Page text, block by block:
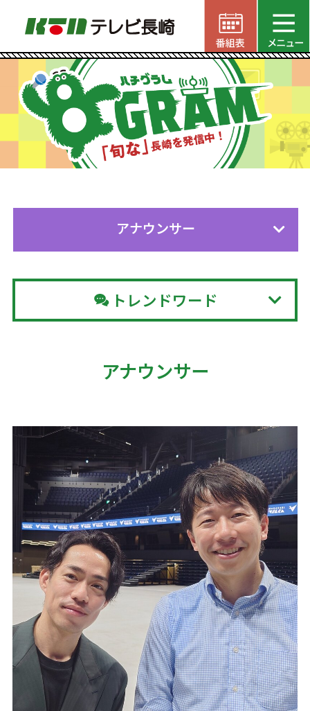
アナウンサー
トレンドワード
アナウンサー